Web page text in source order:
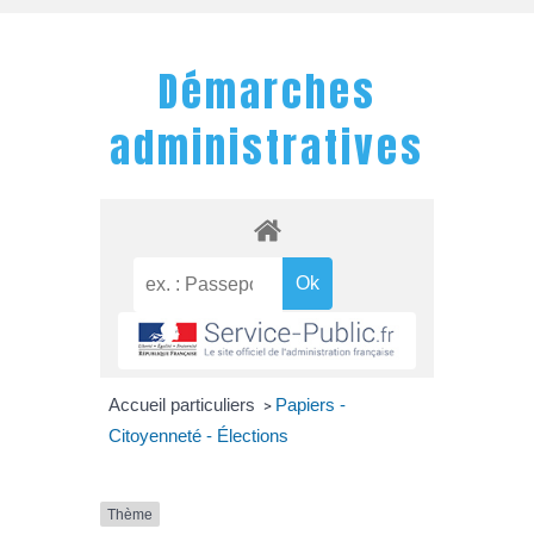
Démarches
administratives
Accueil particuliers > Papiers -
Citoyenneté - Élections
Thème